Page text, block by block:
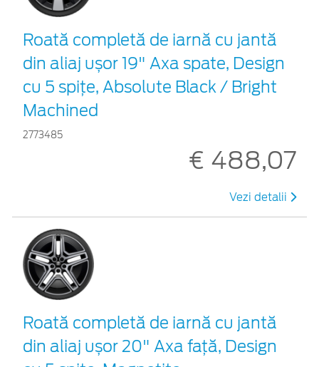
Roată completă de iarnă cu jantă
din aliaj ușor 19" Axa spate, Design
cu 5 spițe, Absolute Black / Bright
Machined
2773485
€ 488,07
Vezi detalii
Roată completă de iarnă cu jantă
din aliaj ușor 20" Axa față, Design